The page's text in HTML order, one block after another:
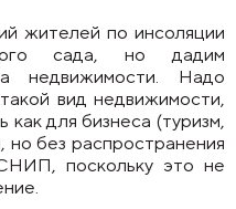
жителей по инсоляции
сада, но дадим
недвижимости. Надо
вид недвижимости,
для бизнеса (туризм,
но без распространения
поскольку это не